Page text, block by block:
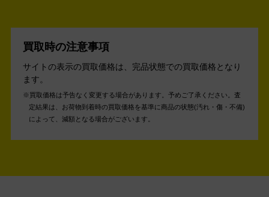
買取時の注意事項
サイトの表示の買取価格は、完品状態での買取価格となり
ます。
買取価格は予告なく変更する場合があります。予めご了承ください。 査
定結果は、お荷物到着時の買取価格を基準に商品の状態(汚れ・傷・不備)
によって、減額となる場合がございます。